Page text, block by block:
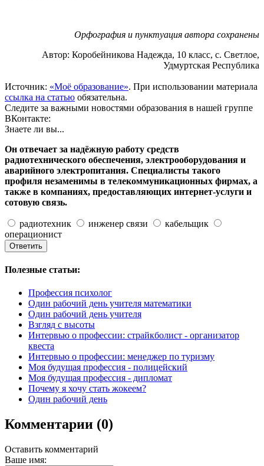
Орфография и пунктуация автора сохранены
Автор: Коробейникова Надежда, 10 класс, с. Светлое,
Удмуртская Республика
Источник: «Моё образование». При использовании материала
ссылка на статью обязательна.
Следите за важными новостями образования в нашей группе
ВКонтакте:
Знаете ли вы...
Он отвечает за надёжную работу средств
радиотехнического обеспечения, электрооборудования и
аварийного электропитания. Специалисты такого
профиля незаменимы в телекоммуникационных фирмах, а
также в компаниях, предоставляющих интернет-услуги и
сотовую связь.
радиотехник инженер связи
кабельщик
операционист
Полезные статьи:
Профессия психолог
Один рабочий день учителя математики
Один рабочий день учителя
Взгляд с высоты
Интервью о профессии: страйкболист - организатор
квеста
Интервью о профессии: менеджер по туризму
Моя будущая профессия - полицейский
Моя будущая профессия - дипломат
Почему я хочу стать жокеем?
Один рабочий день
Комментарии (0)
Оставить комментарий
Ваше имя: